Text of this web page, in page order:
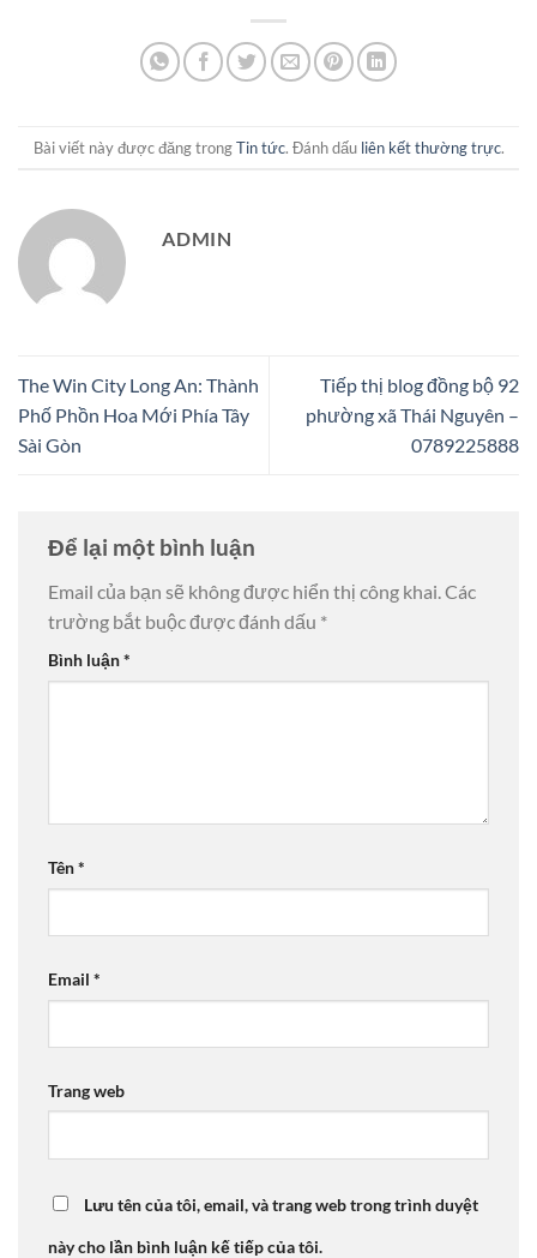
Bài viết này được đăng trongTin tức. Đánh dấu liên kết thường trực.
ADMIN
The Win City Long An: Thành
Phố Phồn Hoa Mới Phía Tây
Sài Gòn
Tiếp thị blog đồng bộ 92
phường xã Thái Nguyên –
0789225888
Để lại một bình luận
Email của bạn sẽ không được hiển thị công khai.Các
trường bắt buộc được đánh dấu *
Bình luận*
Tên*
Email *
Trang web
Lưu tên của tôi, email, và trang web trong trình duyệt
này cho lần bình luận kế tiếp của tôi.